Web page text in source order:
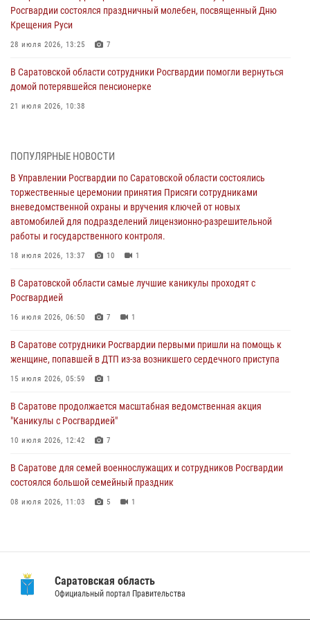
Росгвардии состоялся праздничный молебен, посвященный Дню
Крещения Руси
28 июля 2026, 13:25 7
В Саратовской области сотрудники Росгвардии помогли вернуться
домой потерявшейся пенсионерке
21 июля 2026, 10:38
вневедомственной охраны и вручения ключей от новых
автомобилей для подразделений лицензионно-разрешительной
работы и государственного контроля.
18 июля 2026, 13:37 10 1
В Саратовской области самые лучшие каникулы проходят с
Росгвардией
В Саратове сотрудники Росгвардии первыми пришли на помощь к
женщине, попавшей в ДТП из-за возникшего сердечного приступа
В Саратове продолжается масштабная ведомственная акция
"Каникулы с Росгвардией"
В Саратовской области при содействии спецназа Росгвардии
задержан подозреваемый в незаконном обороте наркотиков
ПОПУЛЯРНЫЕ НОВОСТИ
В Управлении Росгвардии по Саратовской области состоялись
торжественные церемонии принятия Присяги сотрудниками
вневедомственной охраны и вручения ключей от новых
автомобилей для подразделений лицензионно-разрешительной
работы и государственного контроля.
18 июля 2026, 13:37 10 1
В Саратовской области самые лучшие каникулы проходят с
Росгвардией
16 июля 2026, 06:50 7 1
В Саратове сотрудники Росгвардии первыми пришли на помощь к
женщине, попавшей в ДТП из-за возникшего сердечного приступа
15 июля 2026, 05:59 1
В Саратове продолжается масштабная ведомственная акция
"Каникулы с Росгвардией"
10 июля 2026, 12:42 7
В Саратове для семей военнослужащих и сотрудников Росгвардии
состоялся большой семейный праздник
08 июля 2026, 11:03 5 1
В Саратовской области сотрудники Росгвардии помогли вернуться
Саратовская область
Официальный портал Правительства